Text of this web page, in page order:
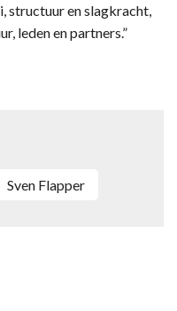
structuur en slagkracht,
leden en partners.”
Sven Flapper